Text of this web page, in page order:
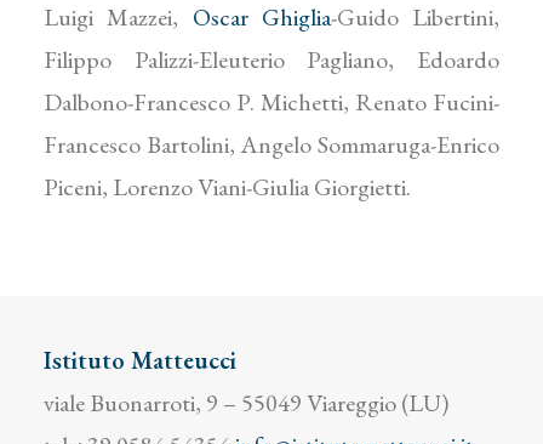
Luigi Mazzei, Oscar Ghiglia-Guido Libertini,
Filippo Palizzi-Eleuterio Pagliano, Edoardo
Dalbono-Francesco P. Michetti, Renato Fucini-
Francesco Bartolini, Angelo Sommaruga-Enrico
Piceni, Lorenzo Viani-Giulia Giorgietti.
Istituto Matteucci
viale Buonarroti, 9 – 55049 Viareggio (LU)